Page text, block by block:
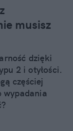
musisz
dzięki
2 i otyłości.
częściej
wypadania